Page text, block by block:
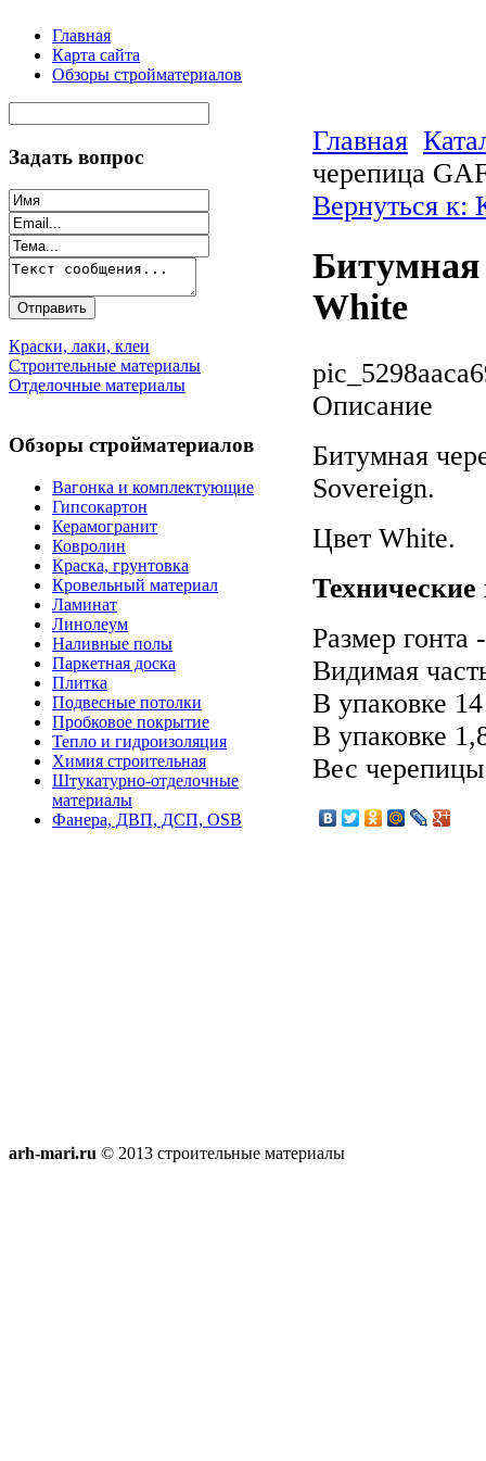
Главная
Карта сайта
Обзоры стройматериалов
Задать вопрос
Краски, лаки, клеи
Строительные материалы
Отделочные материалы
Обзоры стройматериалов
Вагонка и комплектующие
Гипсокартон
Керамогранит
Ковролин
Краска, грунтовка
Кровельный материал
Ламинат
Линолеум
Наливные полы
Паркетная доска
Плитка
Подвесные потолки
Пробковое покрытие
Тепло и гидроизоляция
Химия строительная
Штукатурно-отделочные
материалы
Фанера, ДВП, ДСП, OSB
Главная
черепица
Вернуться к:
Битумная
White
Описание
Битумная
Sovereign.
Цвет White.
Размер
Видимая
В упаковке
В упаковке
Вес
arh-mari.ru © 2013 строительные материалы